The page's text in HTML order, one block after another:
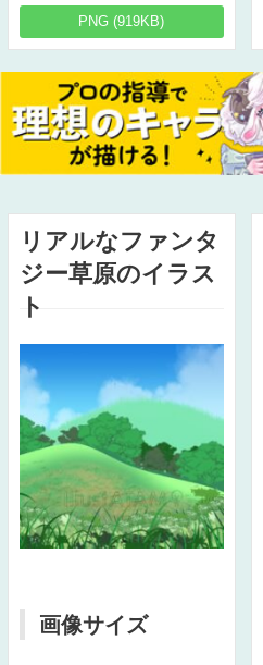
PNG (919KB)
リアルなファンタ
ジー草原のイラス
ト
画像サイズ